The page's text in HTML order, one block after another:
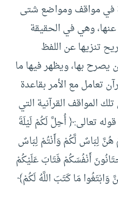
في مواقف ومواضع شتى
عنها، وهي في الحقيقة
تنزيها عن اللفظ
بها، ويظهر فيها ما
تعامل مع الأمر بقاعدة
المواقف القرآنية التي
تعالى:﴿ أُحِلَّ لَكُمْ لَيْلَةَ
هُنَّ لِبَاسٌ لَّكُمْ وَأَنْتُمْ لِبَاسٌ
أَنْفُسَكُمْ فَتَابَ عَلَيْكُمْ
مَا كَتَبَ اللَّهُ لَكُمْ﴾